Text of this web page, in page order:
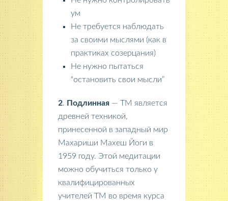
ум
Не требуется наблюдать
за своими мыслями (как в
практиках созерцания)
Не нужно пытаться
“остановить свои мысли”
2. Подлинная — ТМ является
древней техникой,
принесенной в западный мир
Махариши Махеш Йоги в
1959 году. Этой медитации
можно обучиться только у
квалифицированных
учителей ТМ во время курса